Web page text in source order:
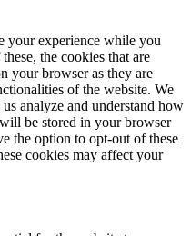
your experience while you
the cookies that are
your browser as they are
of the website. We
analyze and understand how
be stored in your browser
the option to opt-out of these
cookies may affect your